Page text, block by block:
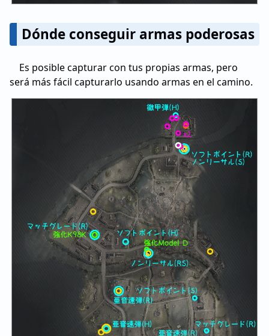
Dónde conseguir armas poderosas
Es posible capturar con tus propias armas, pero
será más fácil capturarlo usando armas en el camino.